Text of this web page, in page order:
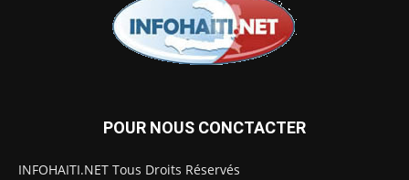
POUR NOUS CONCTACTER
INFOHAITI.NET Tous Droits Réservés